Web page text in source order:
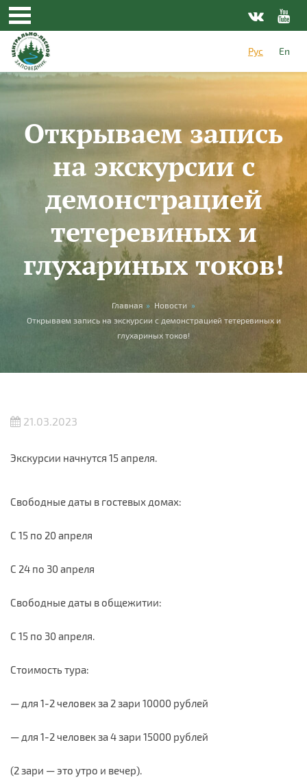
Перейти к основному содержанию
Рус
En
Открываем запись
на экскурсии с
демонстрацией
тетеревиных и
глухариных токов!
Вы здесь Главная » Новости »
Открываем запись на экскурсии с демонстрацией тетеревиных и
глухариных токов!
21.03.2023
Экскурсии начнутся 15 апреля.
Свободные даты в гостевых домах:
С 15 по 20 апреля
С 24 по 30 апреля
Свободные даты в общежитии:
С 15 по 30 апреля.
Стоимость тура:
— для 1-2 человек за 2 зари 10000 рублей
— для 1-2 человек за 4 зари 15000 рублей
(2 зари — это утро и вечер).